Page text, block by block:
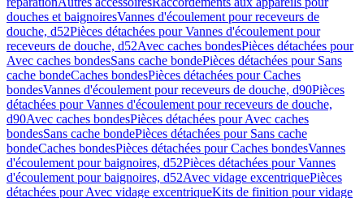
douches et baignoiresVannes d'écoulement pour receveurs de
douche, d52Pièces détachées pour Vannes d'écoulement pour
receveurs de douche, d52Avec caches bondesPièces détachées pour
Avec caches bondesSans cache bondePièces détachées pour Sans
cache bondeCaches bondesPièces détachées pour Caches
bondesVannes d'écoulement pour receveurs de douche, d90Pièces
détachées pour Vannes d'écoulement pour receveurs de douche,
d90Avec caches bondesPièces détachées pour Avec caches
bondesSans cache bondePièces détachées pour Sans cache
bondeCaches bondesPièces détachées pour Caches bondesVannes
d'écoulement pour baignoires, d52Pièces détachées pour Vannes
d'écoulement pour baignoires, d52Avec vidage excentriquePièces
détachées pour Avec vidage excentriqueKits de finition pour vidage